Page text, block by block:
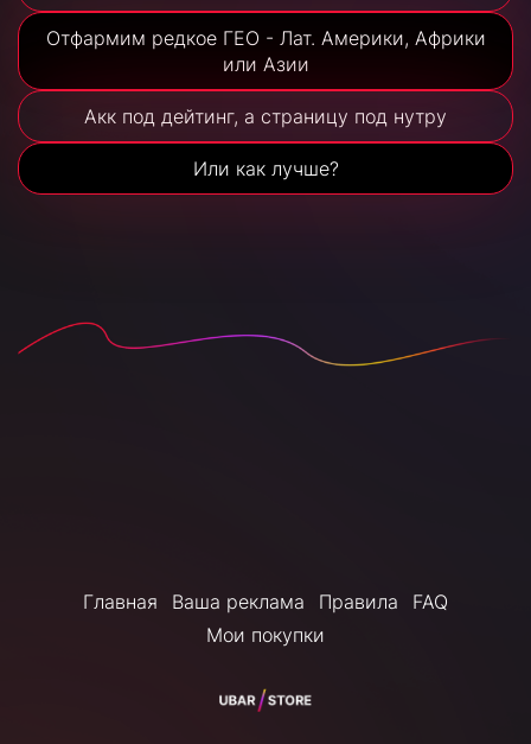
Отфармим редкое ГЕО - Лат. Америки, Африки
или Азии
Акк под дейтинг, а страницу под нутру
Или как лучше?
Главная Ваша реклама Правила
FAQ
Мои покупки